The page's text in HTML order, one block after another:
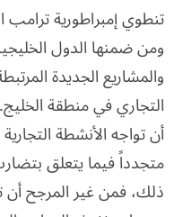
تنطوي إمبراطورية ترامب
ومن ضمنها الدول
والمشاريع الجديدة
التجاري في منطقة
أن تواجه الأنشطة
متجدداً فيما يتعلق
ذلك، فمن غير المرجح أن